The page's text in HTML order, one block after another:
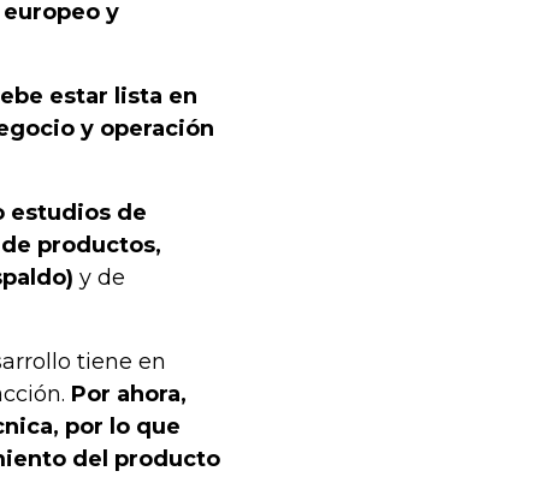
y
estar lista en
y operación
estudios de
productos,
y de
tiene en
Por ahora,
por lo que
del producto